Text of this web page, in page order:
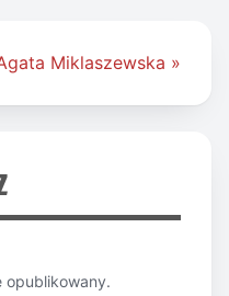
Miklaszewska »
opublikowany.